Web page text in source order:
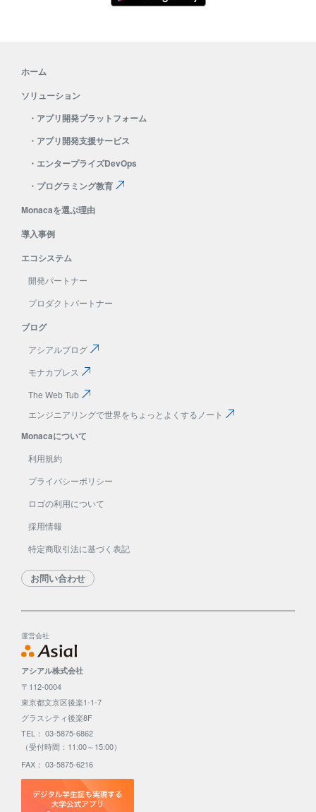
ホーム
ソリューション
・ アプリ開発プラットフォーム
・ アプリ開発支援サービス
・ エンタープライズDevOps
・ プログラミング教育
Monacaを選ぶ理由
導入事例
エコシステム
開発パートナー
プロダクトパートナー
ブログ
アシアルブログ
モナカプレス
The Web Tub
エンジニアリングで世界をちょっとよくする ノート
Monacaについて
利用規約
プライバシーポリシー
ロゴの利用について
採用情報
特定商取引法に基づく表記
お問い合わせ
運営会社
アシアル株式会社
〒112-0004
東京都文京区後楽1-1-7
グラスシティ後楽8F
TEL： 03-5875-6862
（受付時間：11:00～15:00）
FAX： 03-5875-6216